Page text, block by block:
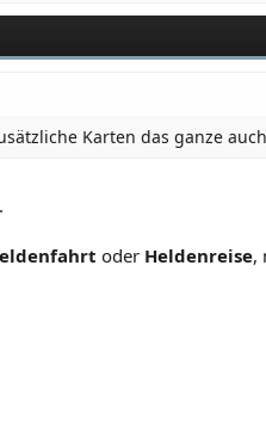
Karten das ganze
oder Heldenreise,